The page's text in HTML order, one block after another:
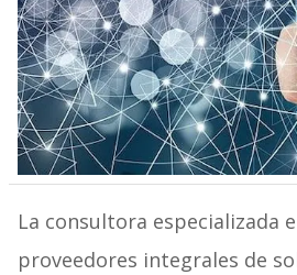
La consultora especializada
proveedores integrales de